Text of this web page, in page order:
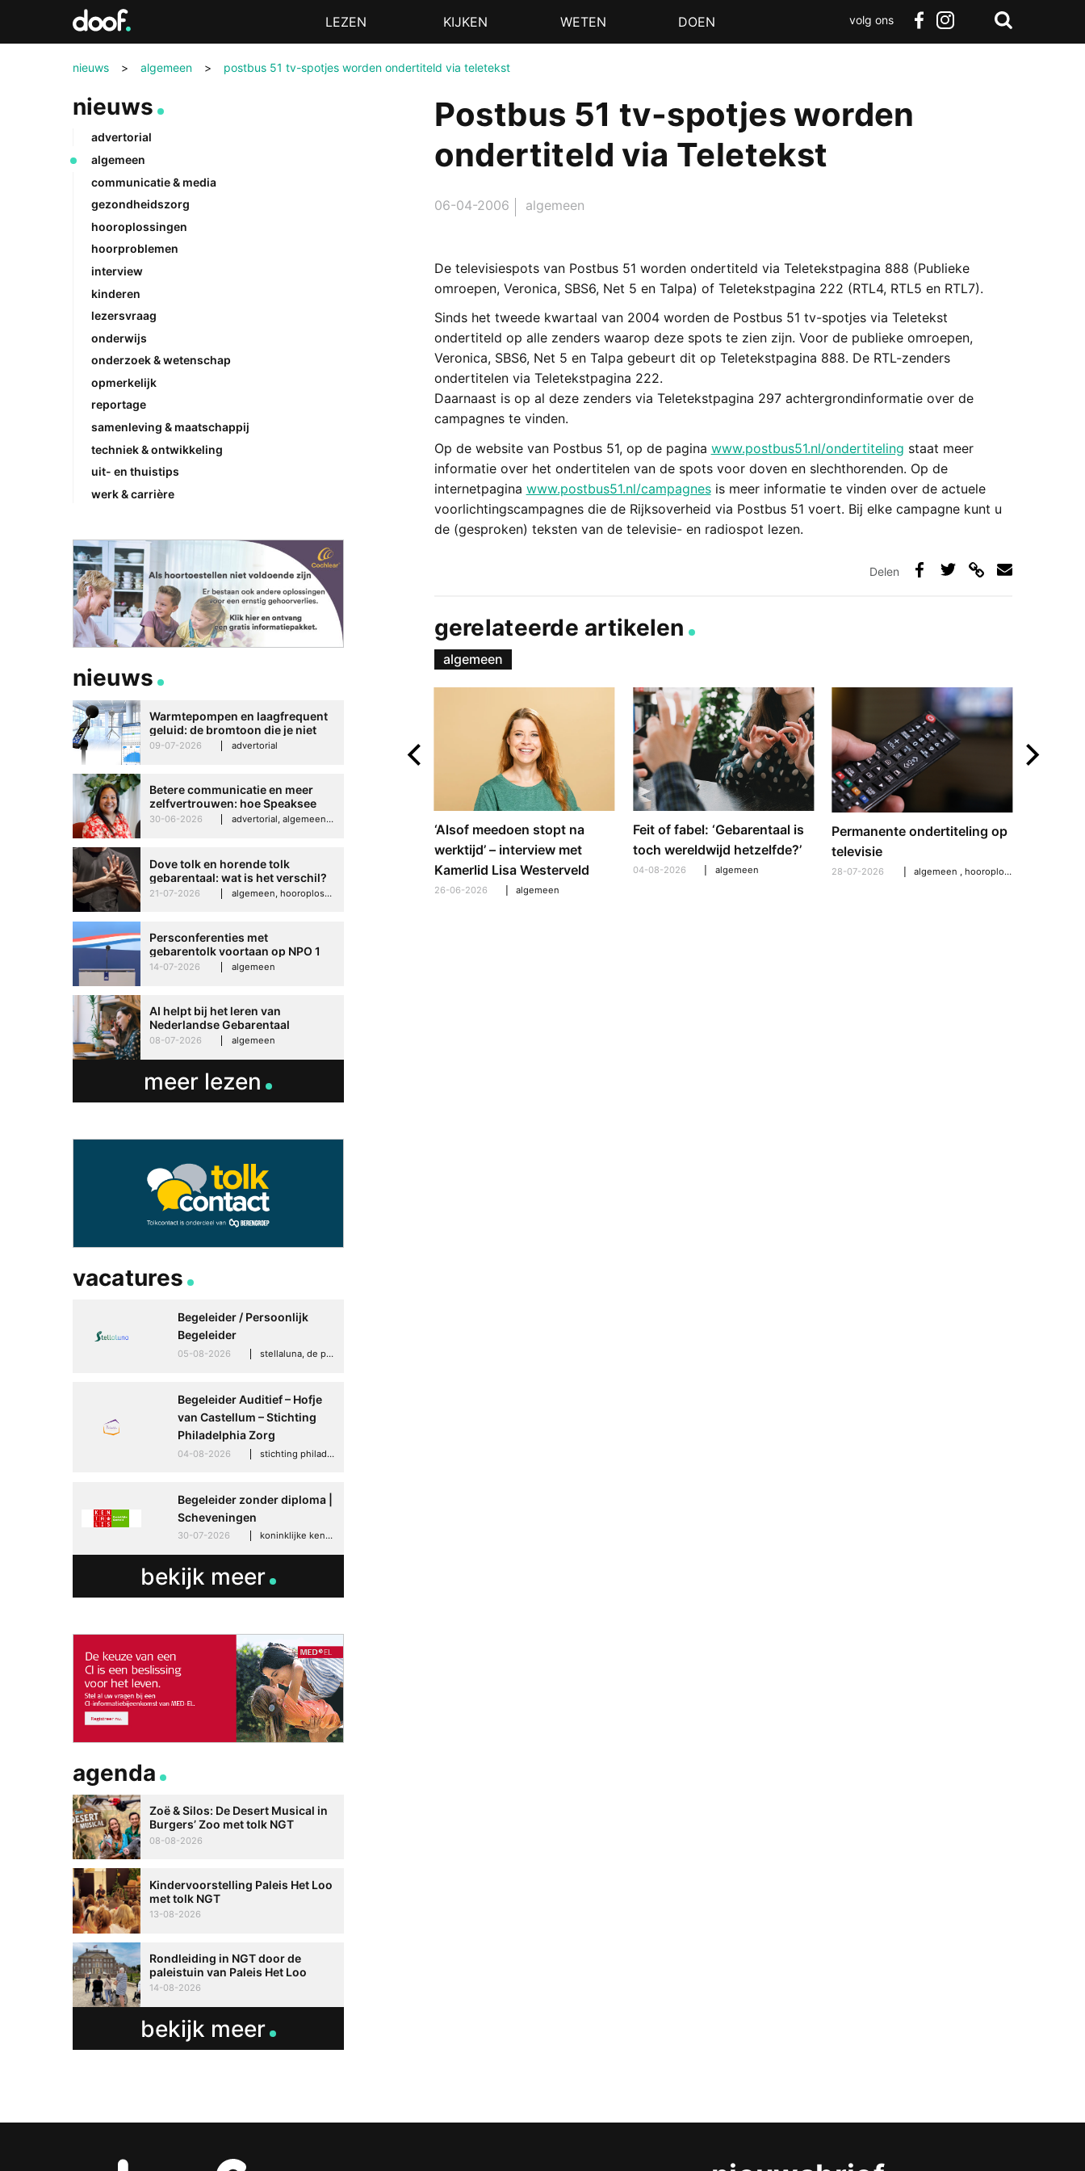
MenuLEZEN KIJKEN WETEN DOEN
volg ons
nieuws > algemeen > postbus 51 tv-spotjes worden ondertiteld via teletekst
Postbus 51 tv-spotjes worden
ondertiteld via Teletekst
06-04-2006 algemeen
De televisiespots van Postbus 51 worden ondertiteld via Teletekstpagina 888 (Publieke
omroepen, Veronica, SBS6, Net 5 en Talpa) of Teletekstpagina 222 (RTL4, RTL5 en RTL7).
Sinds het tweede kwartaal van 2004 worden de Postbus 51 tv-spotjes via Teletekst
ondertiteld op alle zenders waarop deze spots te zien zijn. Voor de publieke omroepen,
Veronica, SBS6, Net 5 en Talpa gebeurt dit op Teletekstpagina 888. De RTL-zenders
ondertitelen via Teletekstpagina 222.
Daarnaast is op al deze zenders via Teletekstpagina 297 achtergrondinformatie over de
campagnes te vinden.
Op de website van Postbus 51, op de pagina www.postbus51.nl/ondertiteling staat meer
informatie over het ondertitelen van de spots voor doven en slechthorenden. Op de
internetpagina www.postbus51.nl/campagnesis meer informatie te vinden over de actuele
voorlichtingscampagnes die de Rijksoverheid via Postbus 51 voert. Bij elke campagne kunt u
de (gesproken) teksten van de televisie- en radiospot lezen.
Delen
gerelateerde artikelen
algemeen
Feit of fabel: ‘Gebarentaal is
toch wereldwijd hetzelfde?’
04-08-2026 algemeen
Permanente ondertiteling op
televisie
28-07-2026 algemeen ,hooroplossingen
Betere communicatie en
Speaksee Imelda helpt om te
groeien in haar werk
‘Alsof meedoen stopt na
werktijd’ – interview met
Kamerlid Lisa Westerveld
26-06-2026 algemeen
nieuws
advertorial
algemeen
communicatie & media
gezondheidszorg
hooroplossingen
hoorproblemen
interview
kinderen
lezersvraag
onderwijs
onderzoek & wetenschap
opmerkelijk
reportage
samenleving & maatschappij
techniek & ontwikkeling
uit- en thuistips
werk & carrière
nieuws
Warmtepompen en laagfrequent
geluid: de bromtoon die je niet
kunt negeren
09-07-2026 advertorial
Betere communicatie en meer
zelfvertrouwen: hoe Speaksee
Imelda helpt om te groeien in
30-06-2026 advertorial, algemeen, hooroplossingen, interview
Dove tolk en horende tolk
gebarentaal: wat is het verschil?
21-07-2026 algemeen, hooroplossingen, hoorproblemen, samenleving & maatschappij
Persconferenties met
gebarentolk voortaan op NPO 1
Extra
14-07-2026 algemeen
AI helpt bij het leren van
Nederlandse Gebarentaal
08-07-2026 algemeen
meer lezen
vacatures
Begeleider / Persoonlijk
Begeleider
05-08-2026 stellaluna, de punt (drenthe)
Begeleider Auditief – Hofje
van Castellum – Stichting
Philadelphia Zorg
04-08-2026 stichting philadelphia zorg, den haag
Begeleider zonder diploma |
Scheveningen
30-07-2026 koninklijke kentalis, scheveningen
bekijk meer
agenda
Zoë & Silos: De Desert Musical in
Burgers’ Zoo met tolk NGT
08-08-2026
Kindervoorstelling Paleis Het Loo
met tolk NGT
13-08-2026
Rondleiding in NGT door de
paleistuin van Paleis Het Loo
14-08-2026
bekijk meer
Doof.nl
Zoeken
Terug